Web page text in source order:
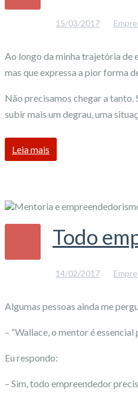
15/03/2017
Ao longo da minha trajetória de
mas que expressa a pior forma
Não precisamos chegar a tanto.
subir mais um degrau, uma
Leia mais
Todo
14/02/2017
Algumas pessoas ainda me
– “Wallace, o mentor é
Eu respondo:
– Sim, todo empreendedor